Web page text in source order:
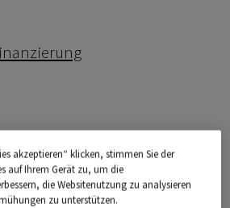
akzeptieren“ klicken, stimmen Sie der
auf Ihrem Gerät zu, um die
die Websitenutzung zu analysieren
zu unterstützen.